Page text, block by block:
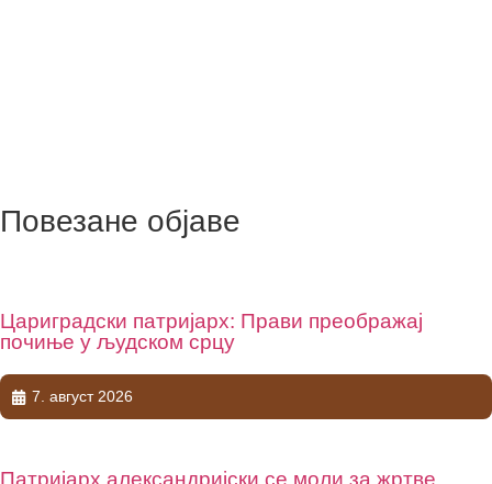
Повезане објаве
Цариградски патријарх: Прави преображај
почиње у људском срцу
7. август 2026
Патријарх александријски се моли за жртве